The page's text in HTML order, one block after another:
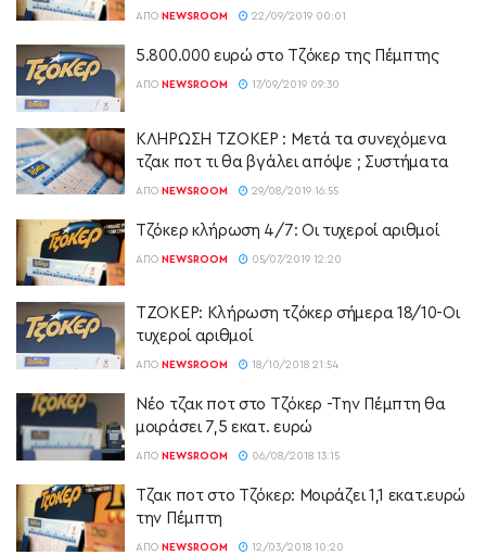
ΑΠΌ NEWSROOM 22/09/2019 00:01
5.800.000 ευρώ στο Τζόκερ της Πέμπτης
ΑΠΌ NEWSROOM 17/09/2019 09:30
ΚΛΗΡΩΣΗ ΤΖΟΚΕΡ : Μετά τα συνεχόμενα
τζακ ποτ τι θα βγάλει απόψε ; Συστήματα
ΑΠΌ NEWSROOM 29/08/2019 16:55
Τζόκερ κλήρωση 4/7: Οι τυχεροί αριθμοί
ΑΠΌ NEWSROOM 05/07/2019 12:20
ΤΖΟΚΕΡ: Κλήρωση τζόκερ σήμερα 18/10-Οι
τυχεροί αριθμοί
ΑΠΌ NEWSROOM 18/10/2018 21:54
Νέο τζακ ποτ στο Τζόκερ -Την Πέμπτη θα
μοιράσει 7,5 εκατ. ευρώ
ΑΠΌ NEWSROOM 06/08/2018 13:15
Τζακ ποτ στο Τζόκερ: Μοιράζει 1,1 εκατ.ευρώ
την Πέμπτη
ΑΠΌ NEWSROOM 12/03/2018 10:20